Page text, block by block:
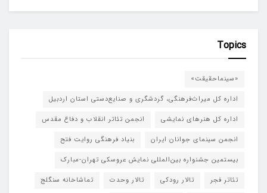
Topics
«سینماحقیقت»
اداره کل میراث‌فرهنگی، گردشگری و صنایع‌دستی استان اردبیل
اداره کل هنرهای نمایشی
انجمن تئاتر انقلاب و دفاع مقدس
انجمن سینمای جوانان ایران
بنیاد فرهنگی روایت فتح
بیستمین جشنواره بین‌المللی نمایش عروسکی تهران-مبارک
تئاتر فجر
تالار رودکی تالار وحدت
تماشاخانه سنگلج